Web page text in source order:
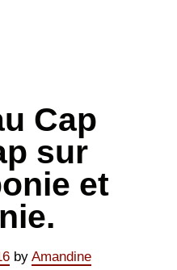
Cap
sur
et
by Amandine